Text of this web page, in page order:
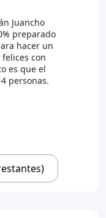
Juancho
preparado
hacer un
con
es que el
personas.